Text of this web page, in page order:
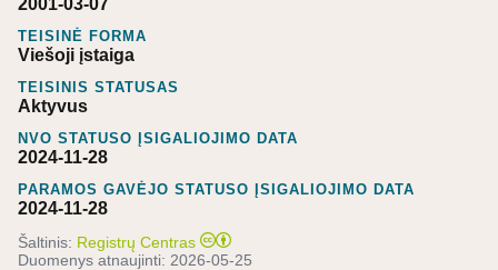
TEISINĖ FORMA
Viešoji įstaiga
TEISINIS STATUSAS
Aktyvus
NVO STATUSO ĮSIGALIOJIMO DATA
2024-11-28
PARAMOS GAVĖJO STATUSO ĮSIGALIOJIMO DATA
2024-11-28
Šaltinis: Registrų Centras
Duomenys atnaujinti: 2026-05-25